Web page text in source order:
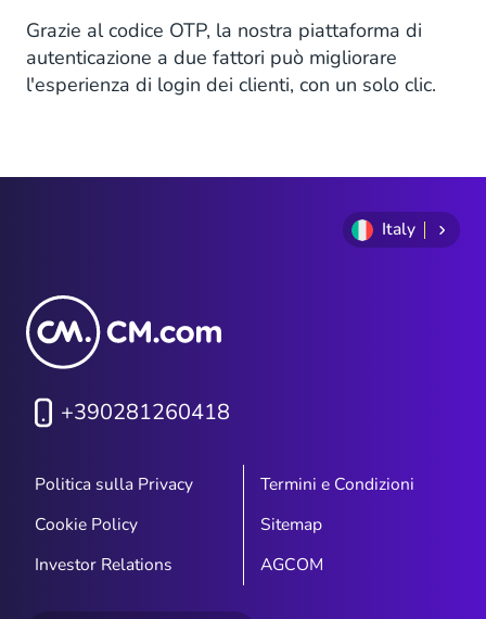
Grazie al codice OTP, la nostra piattaforma di
autenticazione a due fattori può migliorare
l'esperienza di login dei clienti, con un solo clic.
Italy
+390281260418
Politica sulla Privacy
Termini e Condizioni
Cookie Policy
Sitemap
Investor Relations
AGCOM